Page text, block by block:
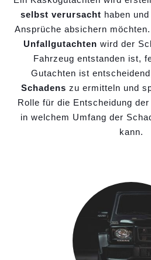
selbst verursacht haben
Ansprüche absichern
Unfallgutachten wird der
Fahrzeug entstanden ist,
Gutachten ist
Schadens zu ermitteln und
Rolle für die Entscheidung
in welchem Umfang der
kann.